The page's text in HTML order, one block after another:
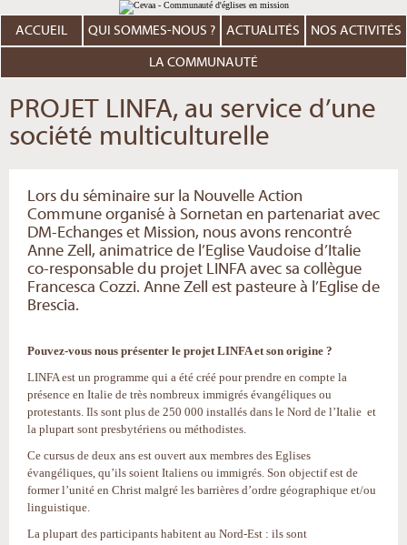
au
contenu.
Aller
personnels
ACCUEIL QUI SOMMES-NOUS ? ACTUALITÉS NOS ACTIVITÉS
LA COMMUNAUTÉ
PROJET LINFA, au service d’une
société multiculturelle
Lors du séminaire sur la Nouvelle Action
Commune organisé à Sornetan en partenariat avec
DM-Echanges et Mission, nous avons rencontré
Anne Zell, animatrice de l’Eglise Vaudoise d’Italie
co-responsable du projet LINFA avec sa collègue
Francesca Cozzi. Anne Zell est pasteure à l’Eglise de
Brescia.
Pouvez-vous nous présenter le projet LINFA et son origine ?
LINFA est un programme qui a été créé pour prendre en compte la
présence en Italie de très nombreux immigrés évangéliques ou
protestants. Ils sont plus de 250 000 installés dans le Nord de l’Italie et
la plupart sont presbytériens ou méthodistes.
Ce cursus de deux ans est ouvert aux membres des Eglises
évangéliques, qu’ils soient Italiens ou immigrés. Son objectif est de
former l’unité en Christ malgré les barrières d’ordre géographique et/ou
linguistique.
La plupart des participants habitent au Nord-Est : ils sont